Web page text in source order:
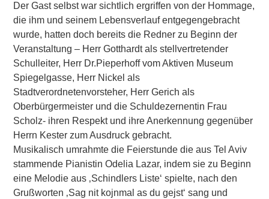
Der Gast selbst war sichtlich ergriffen von der Hommage,
die ihm und seinem Lebensverlauf entgegengebracht
wurde, hatten doch bereits die Redner zu Beginn der
Veranstaltung – Herr Gotthardt als stellvertretender
Schulleiter, Herr Dr.Pieperhoff vom Aktiven Museum
Spiegelgasse, Herr Nickel als
Stadtverordnetenvorsteher, Herr Gerich als
Oberbürgermeister und die Schuldezernentin Frau
Scholz- ihren Respekt und ihre Anerkennung gegenüber
Herrn Kester zum Ausdruck gebracht.
Musikalisch umrahmte die Feierstunde die aus Tel Aviv
stammende Pianistin Odelia Lazar, indem sie zu Beginn
eine Melodie aus ‚Schindlers Liste‘ spielte, nach den
Grußworten ‚Sag nit kojnmal as du gejst‘ sang und